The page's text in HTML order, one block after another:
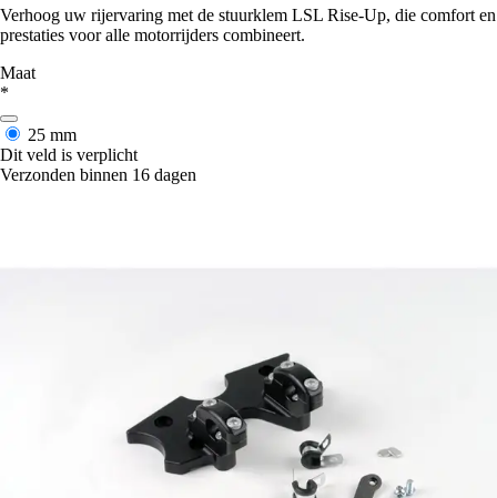
Verhoog uw rijervaring met de stuurklem LSL Rise-Up, die comfort en
prestaties voor alle motorrijders combineert.
Maat
*
25 mm
Dit veld is verplicht
Verzonden binnen 16 dagen